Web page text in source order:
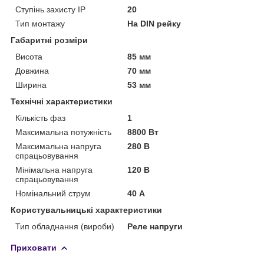
Ступінь захисту IP
20
Тип монтажу
На DIN рейку
Габаритні розміри
Висота
85 мм
Довжина
70 мм
Ширина
53 мм
Технічні характеристики
Кількість фаз
1
Максимальна потужність
8800 Вт
Максимальна напруга
спрацьовування
280 В
Мінімальна напруга
спрацьовування
120 В
Номінальний струм
40 А
Користувальницькі характеристики
Тип обладнання (вироби)
Реле напруги
Приховати